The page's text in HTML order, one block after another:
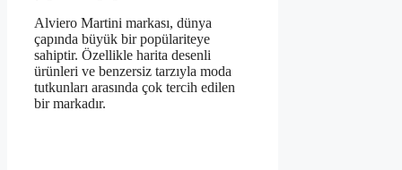
Alviero Martini markası, dünya
çapında büyük bir popülariteye
sahiptir. Özellikle harita desenli
ürünleri ve benzersiz tarzıyla moda
tutkunları arasında çok tercih edilen
bir markadır.